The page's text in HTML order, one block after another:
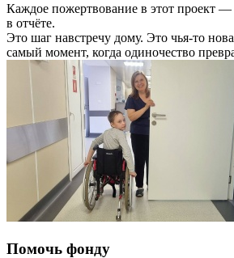
Каждое пожертвование в этот проект —
в отчёте.
Это шаг навстречу дому. Это чья-то
самый момент, когда одиночество
Помочь фонду